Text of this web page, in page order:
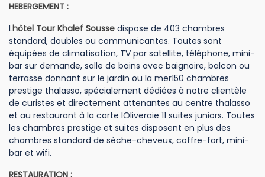
HEBERGEMENT :
Lhôtel Tour Khalef Sousse dispose de 403 chambres
standard, doubles ou communicantes. Toutes sont
équipées de climatisation, TV par satellite, téléphone, mini-
bar sur demande, salle de bains avec baignoire, balcon ou
terrasse donnant sur le jardin ou la mer150 chambres
prestige thalasso, spécialement dédiées à notre clientèle
de curistes et directement attenantes au centre thalasso
et au restaurant à la carte lOliveraie 11 suites juniors. Toutes
les chambres prestige et suites disposent en plus des
chambres standard de sèche-cheveux, coffre-fort, mini-
bar et wifi.
RESTAURATION :